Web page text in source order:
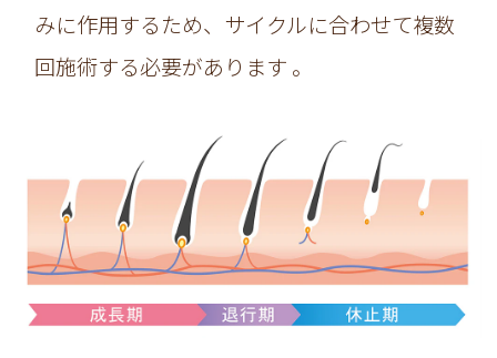
みに作用するため、サイクルに合わせて複数
回施術する必要があります 。